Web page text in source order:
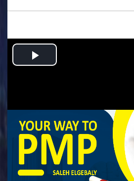
Play